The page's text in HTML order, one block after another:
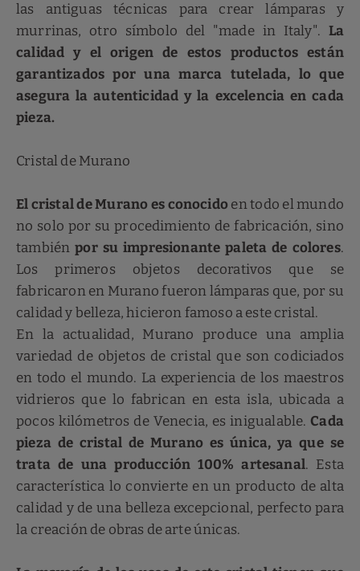
las antiguas técnicas para crear lámparas y
murrinas, otro símbolo del "made in Italy". La
calidad y el origen de estos productos están
garantizados por una marca tutelada, lo que
asegura la autenticidad y la excelencia en cada
pieza.
Cristal de Murano
El cristal de Murano es conocido en todo el mundo
no solo por su procedimiento de fabricación, sino
tambiénpor su impresionante paleta de colores.
Los primeros objetos decorativos que se
fabricaron en Murano fueron lámparas que, por su
calidad y belleza, hicieron famoso a este cristal.
En la actualidad, Murano produce una amplia
variedad de objetos de cristal que son codiciados
en todo el mundo. La experiencia de los maestros
vidrieros que lo fabrican en esta isla, ubicada a
pocos kilómetros de Venecia, es inigualable. Cada
pieza de cristal de Murano es única, ya que se
trata de una producción 100% artesanal. Esta
característica lo convierte en un producto de alta
calidad y de una belleza excepcional, perfecto para
la creación de obras de arte únicas.